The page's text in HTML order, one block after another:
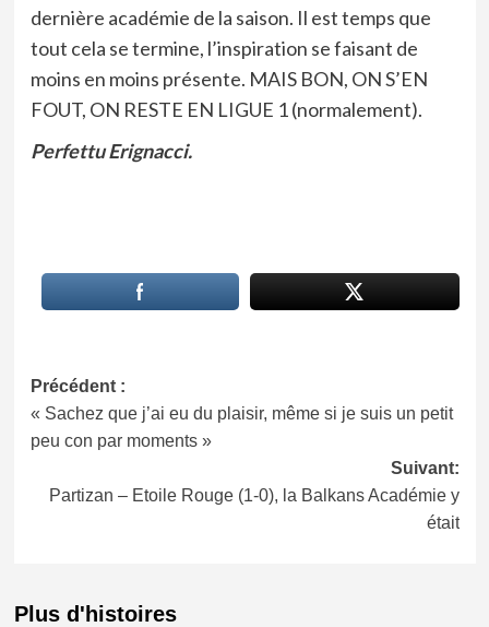
dernière académie de la saison. Il est temps que
tout cela se termine, l’inspiration se faisant de
moins en moins présente. MAIS BON, ON S’EN
FOUT, ON RESTE EN LIGUE 1 (normalement).
Perfettu Erignacci.
Navigation
d’article
Précédent :
« Sachez que j’ai eu du plaisir, même si je suis un petit
peu con par moments »
Suivant:
Partizan – Etoile Rouge (1-0), la Balkans Académie y
était
Plus d'histoires